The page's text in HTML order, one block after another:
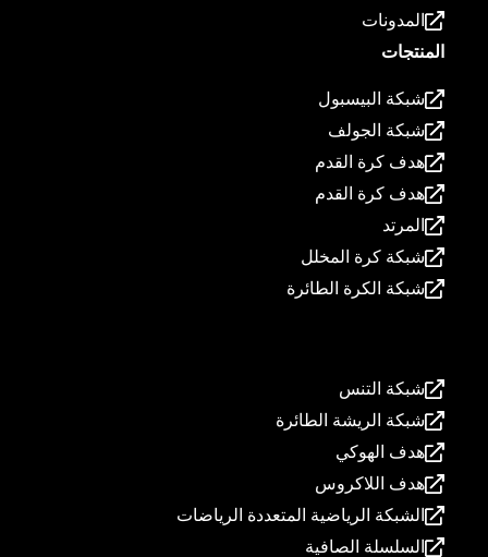
المدونات
المنتجات
شبكة البيسبول
شبكة الجولف
هدف كرة القدم
هدف كرة القدم
المرتد
شبكة كرة المخلل
شبكة الكرة الطائرة
شبكة التنس
شبكة الريشة الطائرة
هدف الهوكي
هدف اللاكروس
الشبكة الرياضية المتعددة الرياضات
السلسلة الصافية